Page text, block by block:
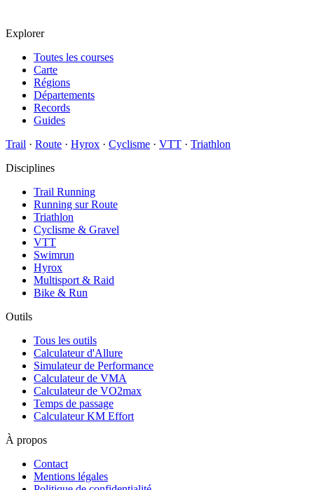
Explorer
Toutes les courses
Carte
Régions
Départements
Records
Guides
Trail · Route · Hyrox · Cyclisme · VTT · Triathlon
Disciplines
Trail Running
Running sur Route
Triathlon
Cyclisme & Gravel
VTT
Swimrun
Hyrox
Multisport & Raid
Bike & Run
Outils
Tous les outils
Calculateur d'Allure
Simulateur de Performance
Calculateur de VMA
Calculateur de VO2max
Temps de passage
Calculateur KM Effort
À propos
Contact
Mentions légales